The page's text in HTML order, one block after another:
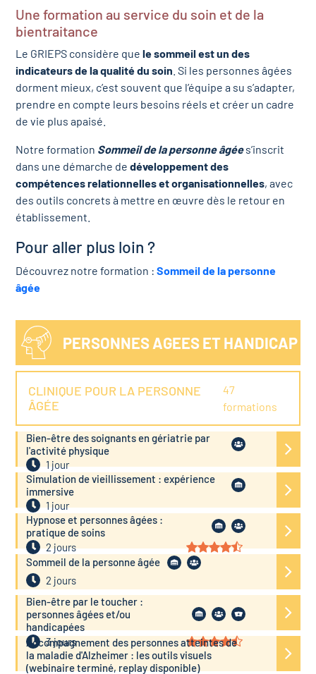
Une formation au service du soin et de la
bientraitance
Le GRIEPS considère quele sommeil est un des
indicateurs de la qualité du soin . Si les personnes âgées
dorment mieux, c’est souvent que l’équipe a su s’adapter,
prendre en compte leurs besoins réels et créer un cadre
de vie plus apaisé.
Notre formation Sommeil de la personne âgées’inscrit
dans une démarche dedéveloppement des
compétences relationnelles et organisationnelles, avec
des outils concrets à mettre en œuvre dès le retour en
établissement.
Pour aller plus loin ?
Découvrez notre formation :Sommeil de la personne
âgée
PERSONNES AGEES ET HANDICAP
CLINIQUE POUR LA PERSONNE
ÂGÉE
47
formations
Bien-être des soignants en gériatrie par
l'activité physique
1 jour
Simulation de vieillissement : expérience
immersive
1 jour
Hypnose et personnes âgées :
pratique de soins
2 jours
Sommeil de la personne âgée
2 jours
Bien-être par le toucher :
personnes âgées et/ou
handicapées
3 jours
Accompagnement des personnes atteintes de
la maladie d'Alzheimer : les outils visuels
(webinaire terminé, replay disponible)